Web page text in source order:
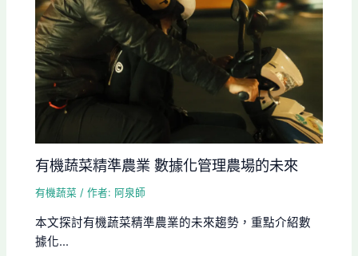
有機蔬菜精準農業 數據化管理農場的未來
有機蔬菜 / 作者: 阿泉師
本文探討有機蔬菜精準農業的未來趨勢，重點介紹數
據化...